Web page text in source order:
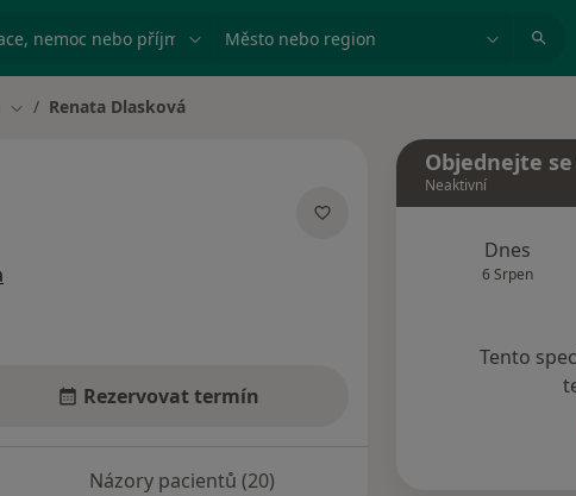
nemoc nebo příjmení Město nebo region
Změna města
Renata Dlasková
Rezervovat termín
Názory pacientů (20)
Objednejte
Neaktivní
Dnes
6 Srpen
Tento